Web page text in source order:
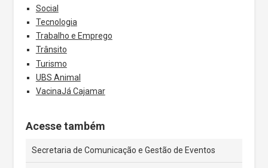
Social
Tecnologia
Trabalho e Emprego
Trânsito
Turismo
UBS Animal
VacinaJá Cajamar
Acesse também
Secretaria de Comunicação e Gestão de Eventos